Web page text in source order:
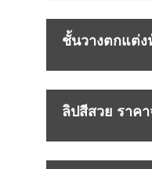
ชั้นวางตกแต่ง
ลิปสีสวย ราค